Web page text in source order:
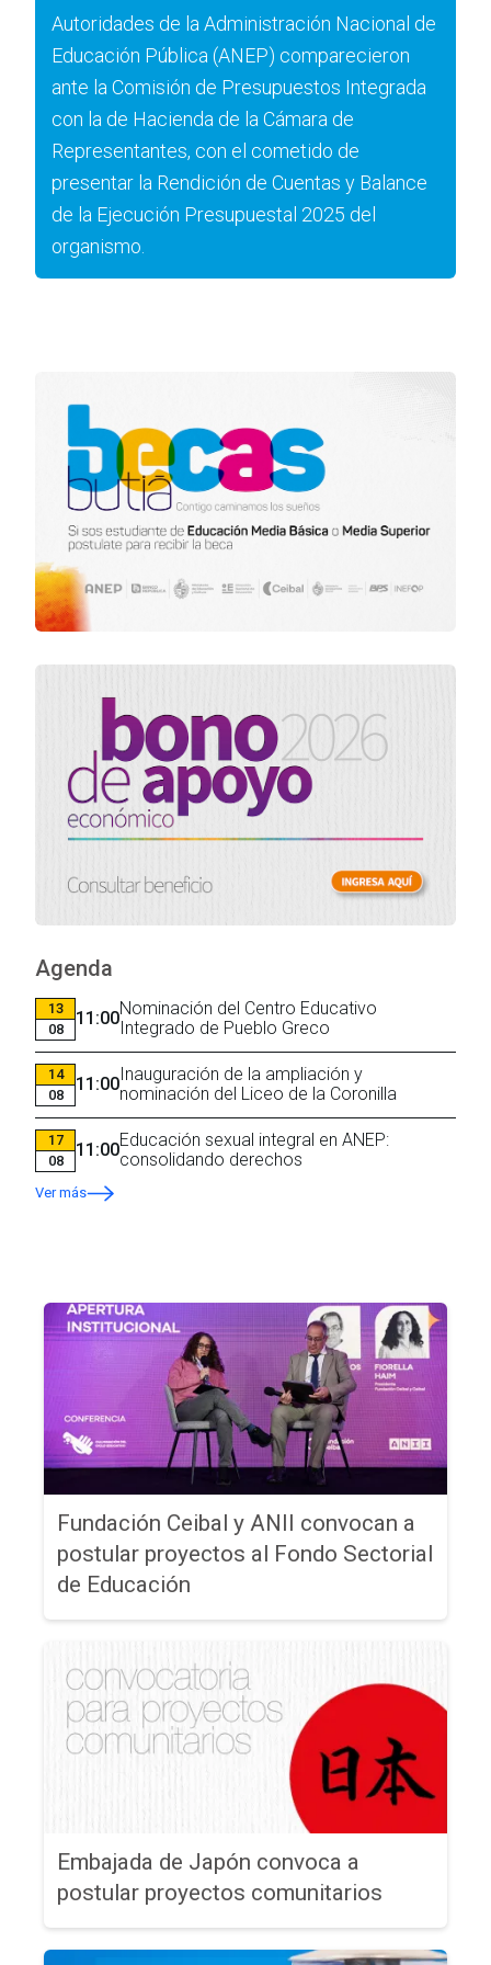
Autoridades de la Administración Nacional de
Educación Pública (ANEP) comparecieron
ante la Comisión de Presupuestos Integrada
con la de Hacienda de la Cámara de
Representantes, con el cometido de
presentar la Rendición de Cuentas y Balance
de la Ejecución Presupuestal 2025 del
organismo.
Agenda
13
08
11:00Nominación del Centro Educativo
Integrado de Pueblo Greco
14
08
11:00 Inauguración de la ampliación y
nominación del Liceo de la Coronilla
17
08
11:00Educación sexual integral en ANEP:
consolidando derechos
Ver más
Fundación Ceibal y ANII convocan a
postular proyectos al Fondo Sectorial
de Educación
Embajada de Japón convoca a
postular proyectos comunitarios